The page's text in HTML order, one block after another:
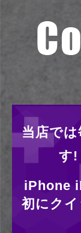
当店で
す!
iPhone
初にクイ